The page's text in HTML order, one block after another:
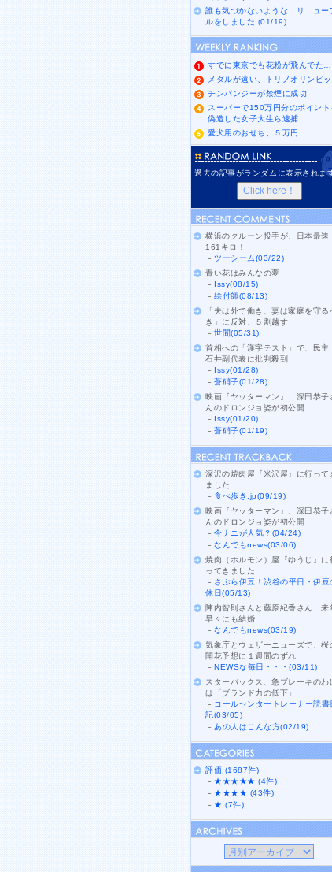
誰も気づかないような、リニュー
ルをしました (01/19)
すでに東京でも花粉が飛んでた…
メダルが遠い、トリノオリンピッ
チンパンジーが禁煙に成功
スーパーで150万円分のポイント
偽造した女子大生ら逮捕
愛犬用のおせち、５万円
過去の記事がランダムに表示されま
横浜のクルーン投手が、日本最速
161キロ！
└ツーシーム(03/22)
青い花はみんなの夢
└ Issy(08/15)
└絵付師(08/13)
「夫は外で働き、妻は家庭を守る
き」に反対、５割越す
└世間(05/31)
首相への「漢字テスト」で、民主
石井副代表に批判殺到
└ Issy(01/28)
└蒼硝子(01/28)
映画『ヤッターマン』、深田恭子
んのドロンジョ姿が初公開
└ Issy(01/20)
└蒼硝子(01/19)
深沢の焼肉屋『米沢屋』に行って
ました
└食べ歩き.jp(09/19)
映画『ヤッターマン』、深田恭子
んのドロンジョ姿が初公開
└今ナニが人気？(04/24)
└なんでもnews(03/06)
焼肉（ホルモン）屋『ゆうじ』に
ってきました
└ さぷら伊豆！渋谷の平日・伊豆
休日(05/13)
陣内智則さんと藤原紀香さん、来
早々にも結婚
└なんでもnews(03/19)
気象庁とウェザーニューズで、桜
開花予想に１週間のずれ
└NEWSな毎日・・・(03/11)
スターバックス、急ブレーキのわ
は「ブランド力の低下」
└ コールセンタートレーナー読書
記(03/05)
└ あの人はこんな方(02/19)
評価 (1687件)
└ ★★★★★ (4件)
└ ★★★★ (43件)
└ ★ (7件)